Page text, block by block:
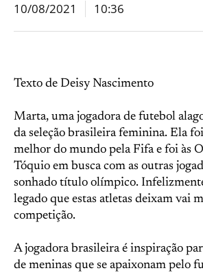
10/08/2021
10:36
Texto de Deisy Nascimento
Marta, uma jogadora de futebol
da seleção brasileira feminina. Ela foi
melhor do mundo pela Fifa e foi às
Tóquio em busca com as outras
sonhado título olímpico.
legado que estas atletas deixam vai
competição.
A jogadora brasileira é inspiração
de meninas que se apaixonam pelo